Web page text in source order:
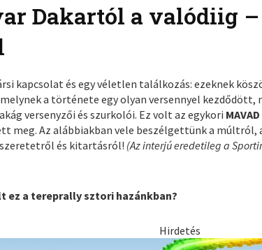
Dakartól a valódiig
kapcsolat és egy véletlen találkozás: ezeknek
a története egy olyan versennyel kezdődött,
versenyzői és szurkolói. Ez volt az egykori
meg. Az alábbiakban vele beszélgettünk a múltról,
és kitartásról! (Az interjú eredetileg a
ez a tereprally sztori hazánkban?
Hirdetés